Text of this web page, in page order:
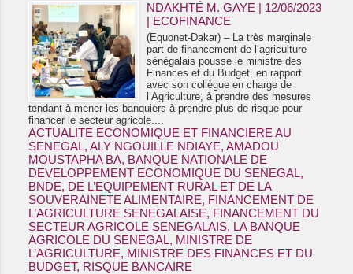
NDAKHTÉ M. GAYE | 12/06/2023
| ECOFINANCE
(Equonet-Dakar) – La très marginale
part de financement de l’agriculture
sénégalais pousse le ministre des
Finances et du Budget, en rapport
avec son collègue en charge de
l’Agriculture, à prendre des mesures
tendant à mener les banquiers à prendre plus de risque pour
financer le secteur agricole....
ACTUALITE ECONOMIQUE ET FINANCIERE AU
SENEGAL, ALY NGOUILLE NDIAYE, AMADOU
MOUSTAPHA BA, BANQUE NATIONALE DE
DEVELOPPEMENT ECONOMIQUE DU SENEGAL,
BNDE, DE L’EQUIPEMENT RURAL ET DE LA
SOUVERAINETE ALIMENTAIRE, FINANCEMENT DE
L’AGRICULTURE SENEGALAISE, FINANCEMENT DU
SECTEUR AGRICOLE SENEGALAIS, LA BANQUE
AGRICOLE DU SENEGAL, MINISTRE DE
L’AGRICULTURE, MINISTRE DES FINANCES ET DU
BUDGET, RISQUE BANCAIRE